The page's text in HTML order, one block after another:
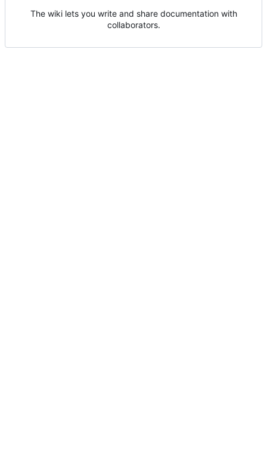
The wiki lets you write and share documentation with
collaborators.